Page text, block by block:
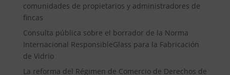
comunidades de propietarios y administradores de
fincas
Consulta pública sobre el borrador de la Norma
Internacional ResponsibleGlass para la Fabricación
de Vidrio
La reforma del Régimen de Comercio de Derechos de